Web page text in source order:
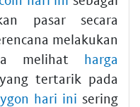
pasar secara
melakukan
melihat harga
tertarik pada
hari ini sering